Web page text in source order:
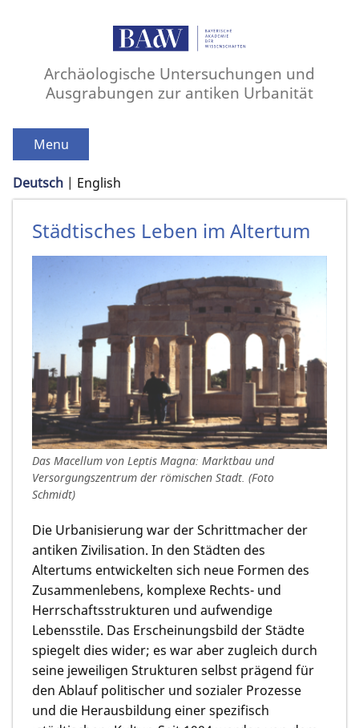
Archäologische Untersuchungen und
Ausgrabungen zur antiken Urbanität
Menu
Deutsch English
Städtisches Leben im Altertum
Das Macellum von Leptis Magna: Marktbau und
Versorgungszentrum der römischen Stadt. (Foto
Schmidt)
Die Urbanisierung war der Schrittmacher der
antiken Zivilisation. In den Städten des
Altertums entwickelten sich neue Formen des
Zusammenlebens, komplexe Rechts- und
Herrschaftsstrukturen und aufwendige
Lebensstile. Das Erscheinungsbild der Städte
spiegelt dies wider; es war aber zugleich durch
seine jeweiligen Strukturen selbst prägend für
den Ablauf politischer und sozialer Prozesse
und die Herausbildung einer spezifisch